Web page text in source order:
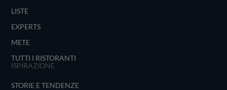
LISTE
EXPERTS
METE
TUTTI I RISTORANTI
ISPIRAZIONE
STORIE E TENDENZE